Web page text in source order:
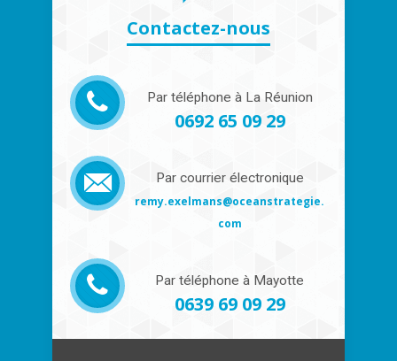
Contactez-nous
Par téléphone à La Réunion
0692 65 09 29
Par courrier électronique
remy.exelmans@oceanstrategie.
com
Par téléphone à Mayotte
0639 69 09 29